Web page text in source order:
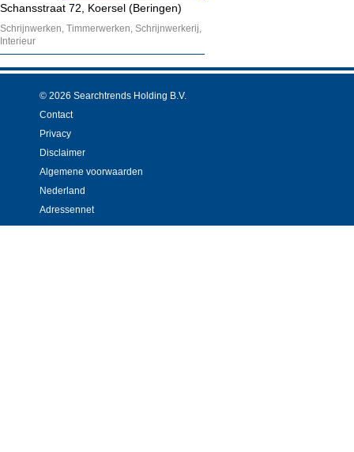
Schansstraat 72, Koersel (Beringen)
Schrijnwerken, Timmerwerken, Schrijnwerkerij,
Interieur
© 2026 Searchtrends Holding B.V.
Contact
Privacy
Disclaimer
Algemene voorwaarden
Nederland
Adressennet